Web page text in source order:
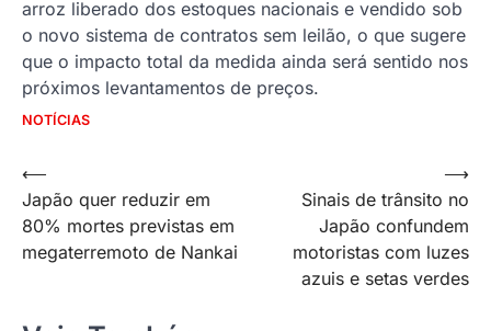
arroz liberado dos estoques nacionais e vendido sob
o novo sistema de contratos sem leilão, o que sugere
que o impacto total da medida ainda será sentido nos
próximos levantamentos de preços.
NOTÍCIAS
Navegação
de
Post
⟵
Japão quer reduzir em
80% mortes previstas em
megaterremoto de Nankai
Sinais de trânsito no
Japão confundem
motoristas com luzes
azuis e setas verdes
⟶